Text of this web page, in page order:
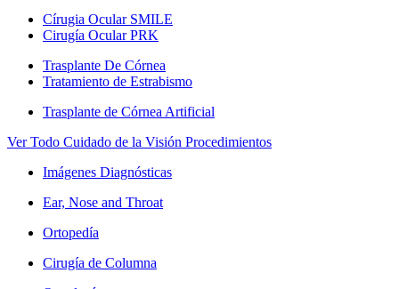
Círugia Ocular SMILE
Cirugía Ocular PRK
Trasplante De Córnea
Tratamiento de Estrabismo
Trasplante de Córnea Artificial
Ver Todo Cuidado de la Visión Procedimientos
Imágenes Diagnósticas
Ear, Nose and Throat
Ortopedía
Cirugía de Columna